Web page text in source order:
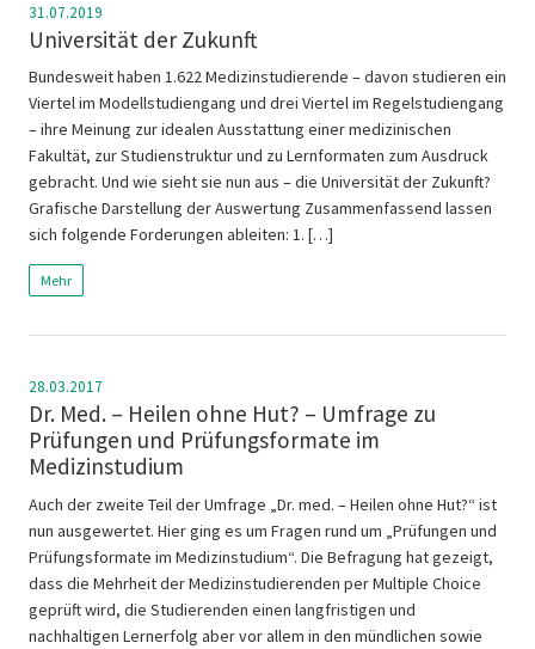
31.07.2019
Universität der Zukunft
Bundesweit haben 1.622 Medizinstudierende – davon studieren ein
Viertel im Modellstudiengang und drei Viertel im Regelstudiengang
– ihre Meinung zur idealen Ausstattung einer medizinischen
Fakultät, zur Studienstruktur und zu Lernformaten zum Ausdruck
gebracht. Und wie sieht sie nun aus – die Universität der Zukunft?
Grafische Darstellung der Auswertung Zusammenfassend lassen
sich folgende Forderungen ableiten: 1. […]
Mehr
28.03.2017
Dr. Med. – Heilen ohne Hut? – Umfrage zu
Prüfungen und Prüfungsformate im
Medizinstudium
Auch der zweite Teil der Umfrage „Dr. med. – Heilen ohne Hut?“ ist
nun ausgewertet. Hier ging es um Fragen rund um „Prüfungen und
Prüfungsformate im Medizinstudium“. Die Befragung hat gezeigt,
dass die Mehrheit der Medizinstudierenden per Multiple Choice
geprüft wird, die Studierenden einen langfristigen und
nachhaltigen Lernerfolg aber vor allem in den mündlichen sowie